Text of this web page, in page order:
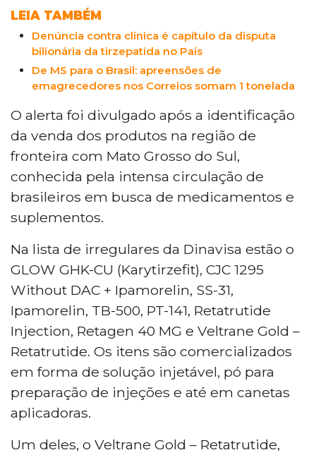
LEIA TAMBÉM
Denúncia contra clínica é capítulo da disputa
bilionária da tirzepatida no País
De MS para o Brasil: apreensões de
emagrecedores nos Correios somam 1 tonelada
O alerta foi divulgado após a identificação
da venda dos produtos na região de
fronteira com Mato Grosso do Sul,
conhecida pela intensa circulação de
brasileiros em busca de medicamentos e
suplementos.
Na lista de irregulares da Dinavisa estão o
GLOW GHK-CU (Karytirzefit), CJC 1295
Without DAC + Ipamorelin, SS-31,
Ipamorelin, TB-500, PT-141, Retatrutide
Injection, Retagen 40 MG e Veltrane Gold –
Retatrutide. Os itens são comercializados
em forma de solução injetável, pó para
preparação de injeções e até em canetas
aplicadoras.
Um deles, o Veltrane Gold – Retatrutide,